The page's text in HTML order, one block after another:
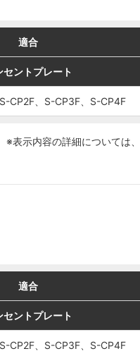
適合
セントプレート
CP2F、S-CP3F、S-CP4F
適合
セントプレート
CP2F、S-CP3F、S-CP4F
※表示内容の詳細については、
適合
セントプレート
CP2F、S-CP3F、S-CP4F
適合
セントプレート
CP2F、S-CP3F、S-CP4F